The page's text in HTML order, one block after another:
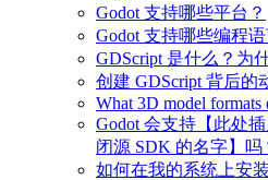
Godot 支持哪些平台？
Godot 支持哪些编程语
GDScript 是什么？为
创建 GDScript 背后的
What 3D model formats
Godot 会支持【此处
闭源 SDK 的名字】吗
如何在我的系统上安